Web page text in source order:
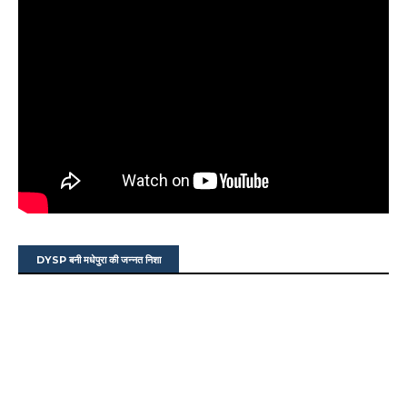
DYSP बनी मधेपुरा की जन्नत निशा